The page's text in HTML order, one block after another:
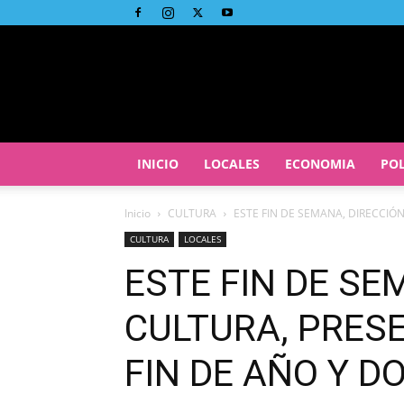
INICIO LOCALES ECONOMIA
Inicio CULTURA ESTE FIN DE SEMANA,
CULTURA LOCALES
ESTE FIN DE
CULTURA,
FIN DE AÑO Y